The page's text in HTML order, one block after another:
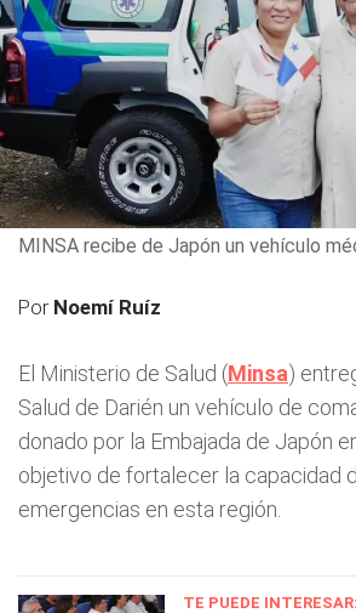
MINSA recibe de Japón un vehículo
Por Noemí Ruíz
El Ministerio de Salud (Minsa)
Salud de Darién un vehículo de
donado por la Embajada de Japón
objetivo de fortalecer la capacidad
emergencias en esta región.
TE PUEDE INTERESAR: